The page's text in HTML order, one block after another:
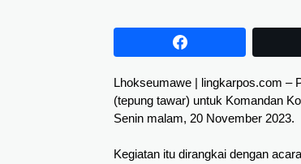
Lhokseumawe | lingkarpos.com –
(tepung tawar) untuk Komandan
Senin malam, 20 November 2023.
Kegiatan itu dirangkai dengan